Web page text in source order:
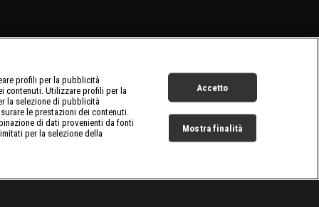
profili per la pubblicità
contenuti. Utilizzare profili per la
la selezione di pubblicità
le prestazioni dei contenuti.
di dati provenienti da fonti
per la selezione della
Accetto
Mostra finalità